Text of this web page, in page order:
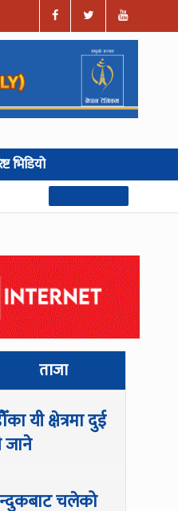
भिडियो
ताजा
यी क्षेत्रमा दुई
जाने
चलेको